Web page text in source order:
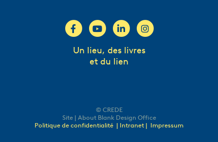
Un lieu, des livres
et du lien
© CREDE
Site | About Blank Design Office
Politique de confidentialité | Intranet | Impressum